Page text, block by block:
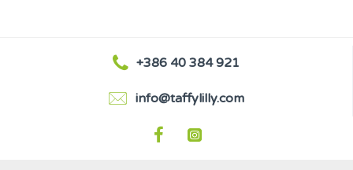
+386 40 384 921
info@taffylilly.com